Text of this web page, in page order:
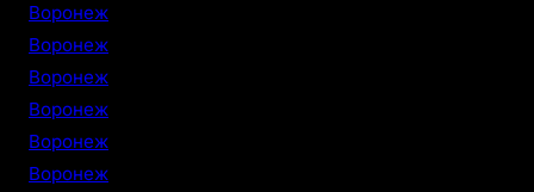
Воронеж
Воронеж
Воронеж
Воронеж
Воронеж
Воронеж